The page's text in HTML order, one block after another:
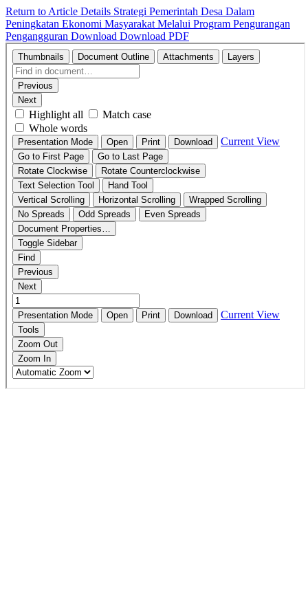
Return to Article Details Strategi Pemerintah Desa Dalam
Peningkatan Ekonomi Masyarakat Melalui Program Pengurangan
Pengangguran Download Download PDF